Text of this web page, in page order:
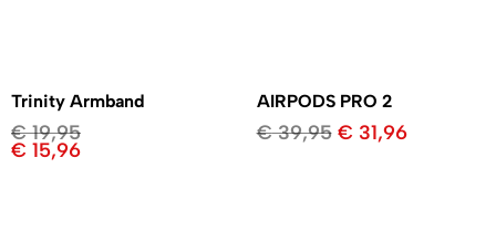
Trinity Armband
€19,95
€ 15,96
AIRPODS PRO 2
€39,95 € 31,96